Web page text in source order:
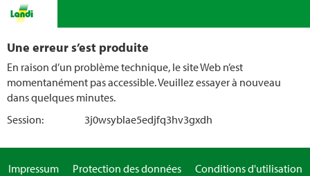
Une erreur s’est produite
En raison d’un problème technique, le site Web n’est
momentanément pas accessible. Veuillez essayer à nouveau
dans quelques minutes.
Session:
3j0wsyblae5edjfq3hv3gxdh
Impressum Protection des données
Conditions d'utilisation